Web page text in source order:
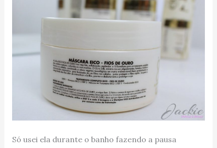
Só usei ela durante o banho fazendo a pausa